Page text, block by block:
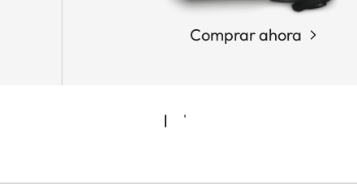
Comprar ahora